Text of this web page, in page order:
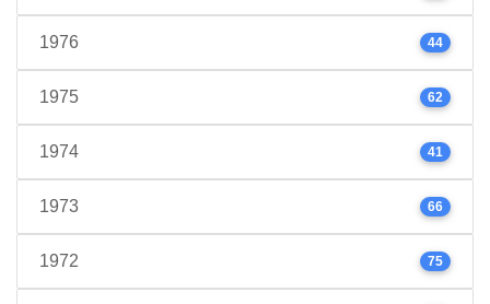
1976 44
1975 62
1974 41
1973 66
1972 75